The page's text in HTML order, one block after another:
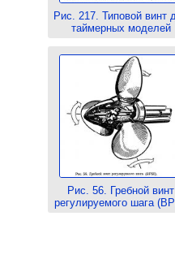
Рис. 217. Типовой винт
таймерных моделей
Рис. 56. Гребной винт
регулируемого шага